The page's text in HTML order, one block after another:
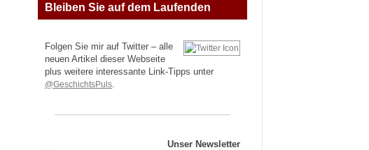
Bleiben Sie auf dem Laufenden
Folgen Sie mir auf Twitter – alle
neuen Artikel dieser Webseite
plus weitere interessante Link-Tipps unter
@GeschichtsPuls
Unser Newsletter